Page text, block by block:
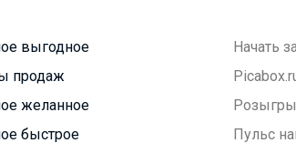
выгодное
продаж
желанное
быстрое
Начать
Пульс